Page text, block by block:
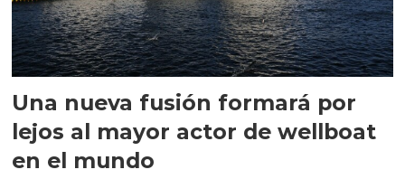
Una nueva fusión formará por
lejos al mayor actor de wellboat
en el mundo